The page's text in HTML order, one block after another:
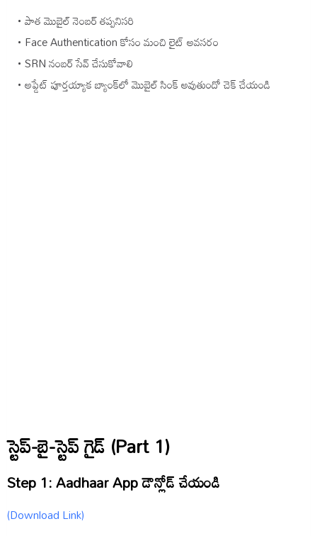
పాత మొబైల్ నెంబర్ తప్పనిసరి
Face Authentication కోసం మంచి లైట్ అవసరం
SRN నంబర్ సేవ్ చేసుకోవాలి
అప్డేట్ పూర్తయ్యాక బ్యాంక్‌లో మొబైల్ సింక్ అవుతుందో చెక్ చేయండి
స్టెప్-బై-స్టెప్ గైడ్ (Part 1)
Step 1: Aadhaar App డౌన్లోడ్ చేయండి
(Download Link)